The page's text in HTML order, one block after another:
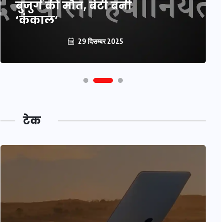
बुजुर्ग की मौत, बेटी बनी
‘कंकाल’
29 दिसम्बर 2025
टेक